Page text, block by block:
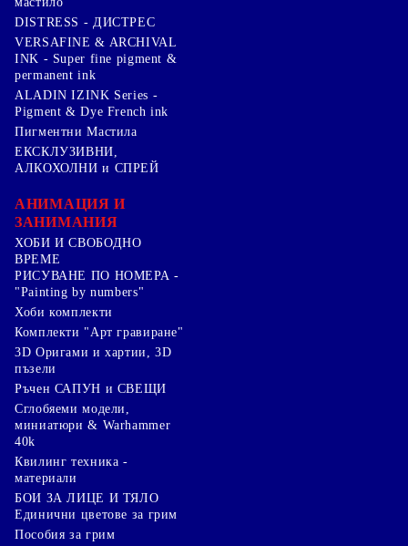
DISTRESS - ДИСТРЕС
VERSAFINE & ARCHIVAL
INK - Super fine pigment &
permanent ink
ALADIN IZINK Series -
Pigment & Dye French ink
Пигментни Мастила
ЕКСКЛУЗИВНИ,
АЛКОХОЛНИ и СПРЕЙ
АНИМАЦИЯ И
ЗАНИМАНИЯ
ХОБИ И СВОБОДНО
ВРЕМЕ
РИСУВАНЕ ПО НОМЕРА -
"Painting by numbers"
Хоби комплекти
Комплекти "Арт гравиране"
3D Оригами и хартии, 3D
пъзели
Ръчен САПУН и СВЕЩИ
Сглобяеми модели,
миниатюри & Warhammer
40k
Квилинг техника -
материали
БОИ ЗА ЛИЦЕ И ТЯЛО
Единични цветове за грим
Пособия за грим